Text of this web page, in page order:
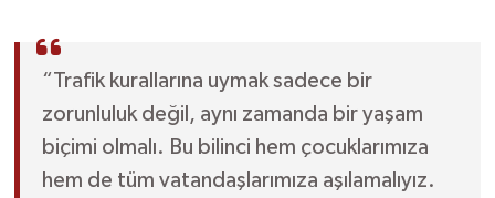
“Trafik kurallarına uymak sadece bir
zorunluluk değil, aynı zamanda bir yaşam
biçimi olmalı. Bu bilinci hem çocuklarımıza
hem de tüm vatandaşlarımıza aşılamalıyız.